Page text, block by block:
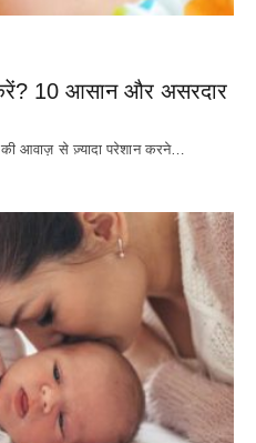
10 आसान और असरदार
आवाज़ से ज़्यादा परेशान करने…